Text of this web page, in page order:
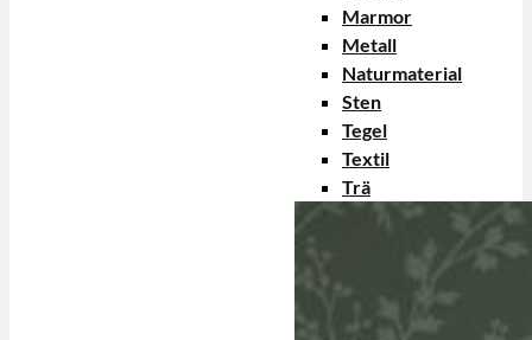
Marmor
Metall
Naturmaterial
Sten
Tegel
Textil
Trä